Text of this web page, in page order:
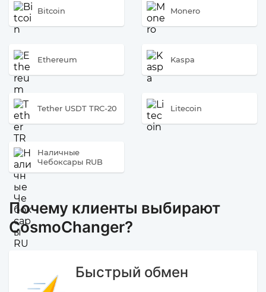
Bitcoin Monero
Ethereum Kaspa
Tether USDT TRC-20 Litecoin
Наличные
Чебоксары RUB
Почему клиенты выбирают
CosmoChanger?
Быстрый обмен